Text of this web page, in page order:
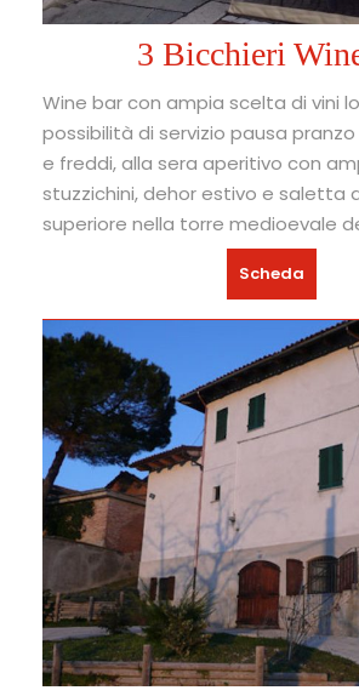
3 Bicchieri
Wine bar con ampia scelta di vini
possibilità di servizio pausa
e freddi, alla sera aperitivo con
stuzzichini, dehor estivo e saletta
superiore nella torre medioevale
Scheda